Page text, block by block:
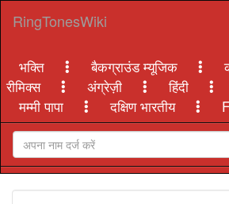
RingTonesWiki
भक्ति बैकग्राउंड म्यूजिक
रीमिक्स
अंग्रेज़ी हिंदी
मम्मी पापा
दक्षिण भारतीय